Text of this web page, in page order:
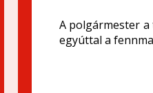
A polgármester a
egyúttal a